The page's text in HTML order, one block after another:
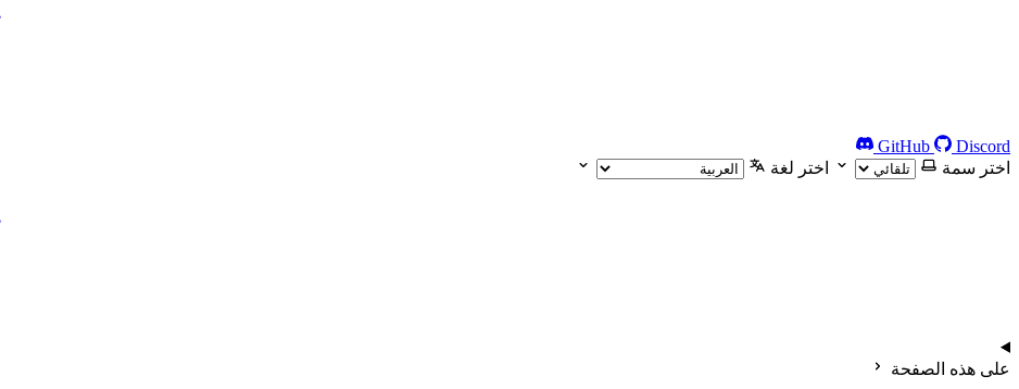
GitHub
Discord
اختر سمة
اختر لغة
على هذه الصفحة